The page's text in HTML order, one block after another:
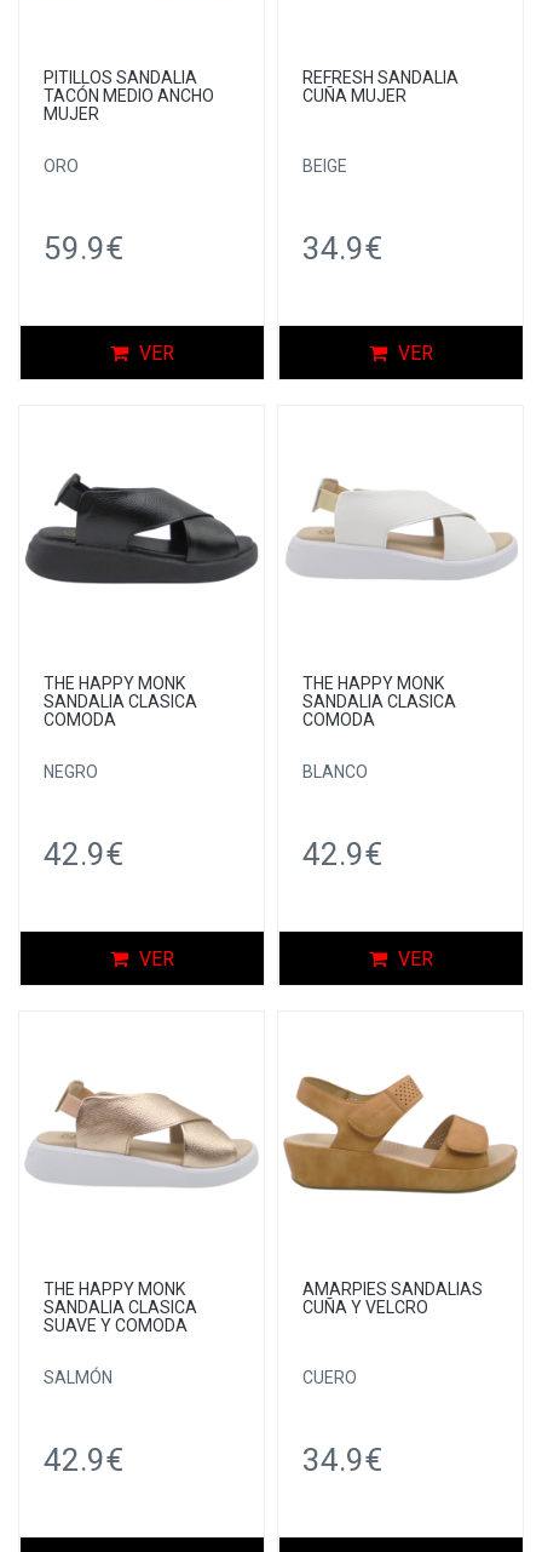
PITILLOS SANDALIA
TACÓN MEDIO ANCHO
MUJER
ORO
59.9€
VER
REFRESH SANDALIA
CUÑA MUJER
BEIGE
34.9€
VER
THE HAPPY MONK
SANDALIA CLASICA
COMODA
NEGRO
42.9€
VER
THE HAPPY MONK
SANDALIA CLASICA
COMODA
BLANCO
42.9€
VER
THE HAPPY MONK
SANDALIA CLASICA
SUAVE Y COMODA
SALMÓN
42.9€
AMARPIES SANDALIAS
CUÑA Y VELCRO
CUERO
34.9€